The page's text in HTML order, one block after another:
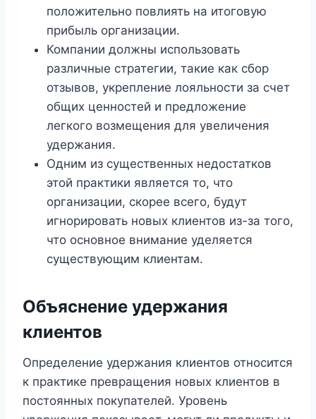
положительно повлиять на итоговую
прибыль организации.
Компании должны использовать
различные стратегии, такие как сбор
отзывов, укрепление лояльности за счет
общих ценностей и предложение
легкого возмещения для увеличения
удержания.
Одним из существенных недостатков
этой практики является то, что
организации, скорее всего, будут
игнорировать новых клиентов из-за того,
что основное внимание уделяется
существующим клиентам.
Объяснение удержания
клиентов
Определение удержания клиентов относится
к практике превращения новых клиентов в
постоянных покупателей. Уровень